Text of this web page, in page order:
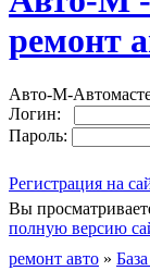
ремонт
Авто-М-
Логин:
Пароль:
Регистрация на
Вы
полную версию
ремонт авто »